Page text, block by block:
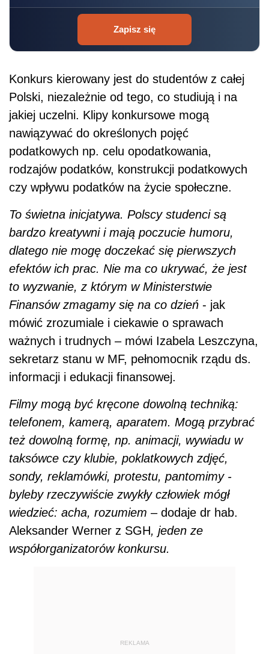
Zapisz się
Konkurs kierowany jest do studentów z całej
Polski, niezależnie od tego, co studiują i na
jakiej uczelni. Klipy konkursowe mogą
nawiązywać do określonych pojęć
podatkowych np. celu opodatkowania,
rodzajów podatków, konstrukcji podatkowych
czy wpływu podatków na życie społeczne.
To świetna inicjatywa. Polscy studenci są
bardzo kreatywni i mają poczucie humoru,
dlatego nie mogę doczekać się pierwszych
efektów ich prac. Nie ma co ukrywać, że jest
to wyzwanie, z którym w Ministerstwie
Finansów zmagamy się na co dzień - jak
mówić zrozumiale i ciekawie o sprawach
ważnych i trudnych – mówi Izabela Leszczyna,
sekretarz stanu w MF, pełnomocnik rządu ds.
informacji i edukacji finansowej.
Filmy mogą być kręcone dowolną techniką:
telefonem, kamerą, aparatem. Mogą przybrać
też dowolną formę, np. animacji, wywiadu w
taksówce czy klubie, poklatkowych zdjęć,
sondy, reklamówki, protestu, pantomimy -
byleby rzeczywiście zwykły człowiek mógł
wiedzieć: acha, rozumiem – dodaje dr hab.
Aleksander Werner z SGH, jeden ze
współorganizatorów konkursu.
REKLAMA